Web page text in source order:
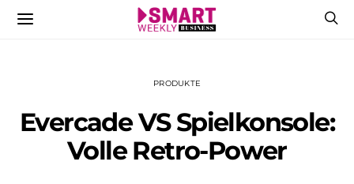
PRODUKTE
Evercade VS Spielkonsole:
Volle Retro-Power